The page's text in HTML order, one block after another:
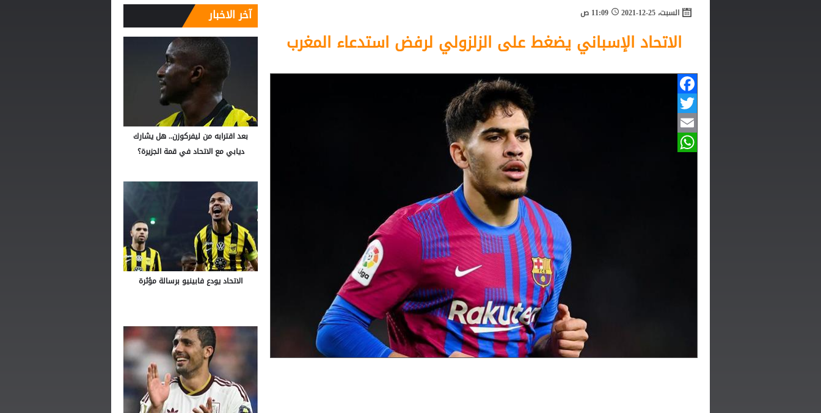
السبت، 25-12-2021 11:09 ص
الاتحاد الإسباني يضغط على الزلزولي لرفض استدعاء المغرب
Facebook
Twitter
Email
WhatsApp
آخر الاخبار
بعد اقترابه من ليفركوزن.. هل يشارك
ديابي مع الاتحاد في قمة الجزيرة؟
الاتحاد يودع فابينيو برسالة مؤثرة